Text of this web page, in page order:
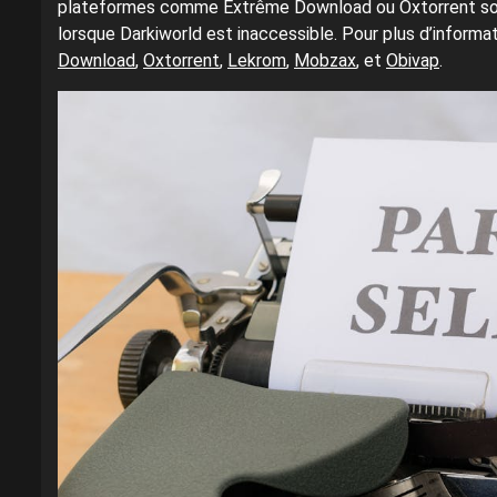
plateformes comme Extrême Download ou Oxtorrent
lorsque Darkiworld est inaccessible. Pour plus
Download, Oxtorrent, Lekrom, Mobzax, et Obivap.